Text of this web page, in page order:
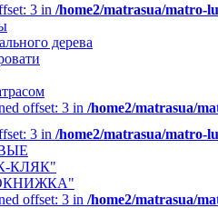
3 in /home2/matrasua/matro-
дерева
offset: 3 in /home2/matrasua/
3 in /home2/matrasua/matro-
КЛЯК"
offset: 3 in /home2/matrasua/